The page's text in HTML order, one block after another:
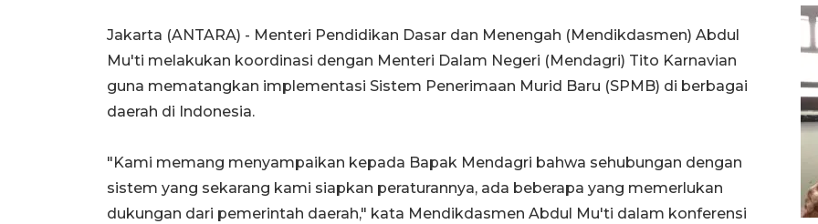
Jakarta (ANTARA) - Menteri Pendidikan Dasar dan Menengah (Mendikdasmen) Abdul
Mu'ti melakukan koordinasi dengan Menteri Dalam Negeri (Mendagri) Tito Karnavian
guna mematangkan implementasi Sistem Penerimaan Murid Baru (SPMB) di berbagai
daerah di Indonesia.
"Kami memang menyampaikan kepada Bapak Mendagri bahwa sehubungan dengan
sistem yang sekarang kami siapkan peraturannya, ada beberapa yang memerlukan
dukungan dari pemerintah daerah," kata Mendikdasmen Abdul Mu'ti dalam konferensi